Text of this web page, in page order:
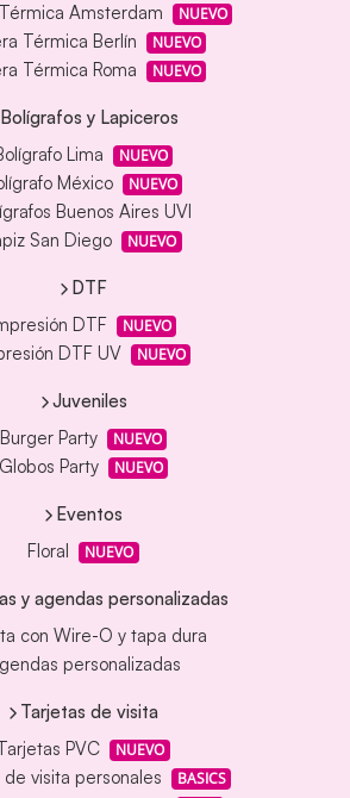
Amsterdam NUEVO
Térmica Berlín NUEVO
Térmica Roma NUEVO
Bolígrafos y Lapiceros
Lima
NUEVO
México NUEVO
Buenos Aires UVI
San Diego
NUEVO
DTF
DTF
NUEVO
DTF UV NUEVO
Juveniles
Burger Party
NUEVO
Globos Party NUEVO
Eventos
Floral
NUEVO
y agendas personalizadas
con Wire-O y tapa dura
personalizadas
Tarjetas de visita
PVC
NUEVO
de visita personales BASICS